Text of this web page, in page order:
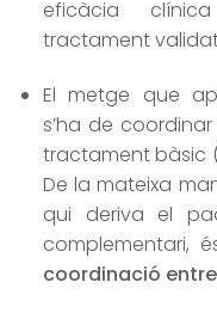
eficàcia
tractament
El metge que
s’ha de
tractament bàsic
De la mateixa
qui deriva el
complementari,
coordinació